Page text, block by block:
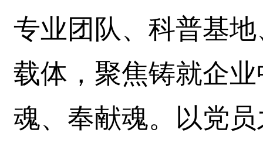
专业团队、科普基
载体，聚焦铸就企
魂、奉献魂。以党